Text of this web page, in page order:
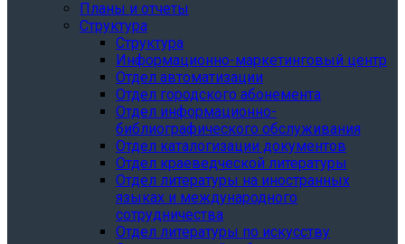
Планы и отчеты
Структура
Структура
Информационно-маркетинговый центр
Отдел автоматизации
Отдел городского абонемента
Отдел информационно-
библиографического обслуживания
Отдел каталогизации документов
Отдел краеведческой литературы
Отдел литературы на иностранных
языках и международного
сотрудничества
Отдел литературы по искусству